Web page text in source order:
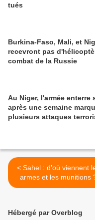
tués
Burkina-Faso, Mali, et
recevront pas
combat de la Russie
Au Niger, l'armée enterre
après une semaine
plusieurs attaques
< Sahel : d'où viennent les
armes et les munitions
Hébergé par Overblog